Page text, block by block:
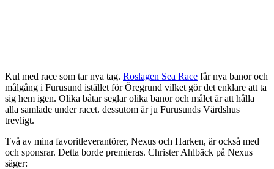
Kul med race som tar nya tag. Roslagen Sea Race får nya banor och
målgång i Furusund istället för Öregrund vilket gör det enklare att ta
sig hem igen. Olika båtar seglar olika banor och målet är att hålla
alla samlade under racet. dessutom är ju Furusunds Värdshus
trevligt.
Två av mina favoritleverantörer, Nexus och Harken, är också med
och sponsrar. Detta borde premieras. Christer Ahlbäck på Nexus
säger: